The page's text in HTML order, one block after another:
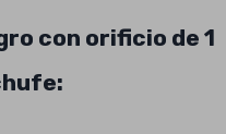
con orificio de 1